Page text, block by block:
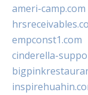
ameri-camp.com
empconst1.com
cinderella-